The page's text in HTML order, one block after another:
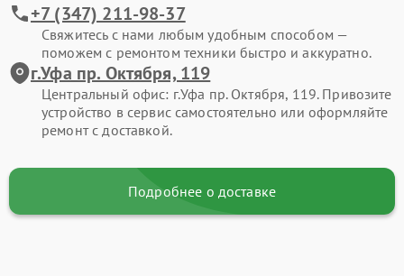
+7 (347) 211-98-37
Свяжитесь с нами любым удобным способом —
поможем с ремонтом техники быстро и аккуратно.
г.Уфа пр. Октября, 119
Центральный офис: г.Уфа пр. Октября, 119. Привозите
устройство в сервис самостоятельно или оформляйте
ремонт с доставкой.
Подробнее о доставке